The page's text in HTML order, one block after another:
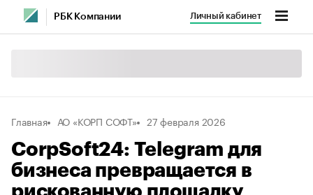
РБК Компании Личный кабинет
Главная АО «КОРП СОФТ» 27 февраля 2026
CorpSoft24: Telegram для
бизнеса превращается в